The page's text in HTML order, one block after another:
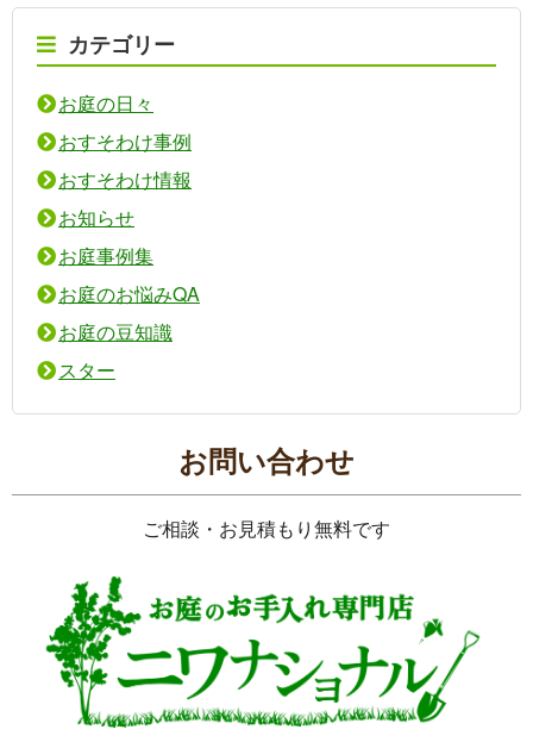
カテゴリー
お庭の日々
おすそわけ事例
おすそわけ情報
お知らせ
お庭事例集
お庭のお悩みQA
お庭の豆知識
スター
お問い合わせ
ご相談・お見積もり無料です